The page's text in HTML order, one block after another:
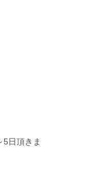
日頂きま